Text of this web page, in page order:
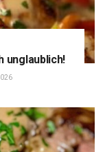
unglaublich!